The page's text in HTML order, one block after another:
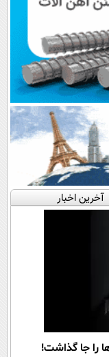
آخرین اخبار
را جا گذاشت!